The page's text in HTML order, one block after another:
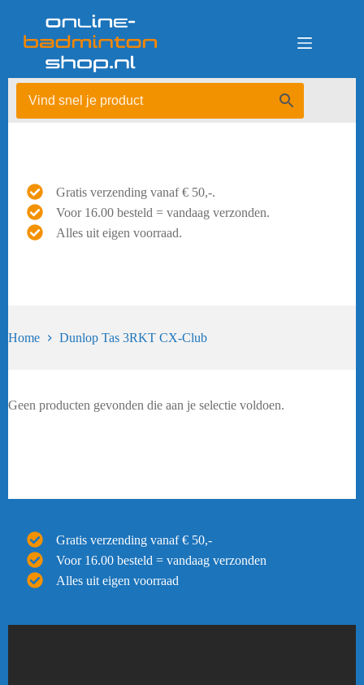
Gratis verzending vanaf € 50,-.
Voor 16.00 besteld = vandaag verzonden.
Alles uit eigen voorraad.
Home Dunlop Tas 3RKT CX-Club
Geen producten gevonden die aan je selectie voldoen.
Gratis verzending vanaf € 50,-
Voor 16.00 besteld = vandaag verzonden
Alles uit eigen voorraad